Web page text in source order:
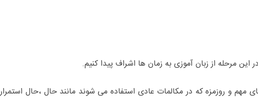
این مرحله از زبان آموزی به زمان ها اشراف پیدا کنیم.
مهم و روزمزه که در مکالمات عادی استفاده می شوند مانند حال ،حال